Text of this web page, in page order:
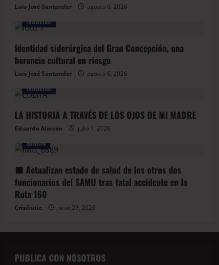
Luis José Santander
agosto 6, 2026
Noticias
Identidad siderúrgica del Gran Concepción, una
herencia cultural en riesgo
Luis José Santander
agosto 6, 2026
Noticias
LA HISTORIA A TRAVÉS DE LOS OJOS DE MI MADRE
Eduardo Alarcón
julio 1, 2026
BioBio
🟥 Actualizan estado de salud de los otros dos
funcionarios del SAMU tras fatal accidente en la
Ruta 160
CrisGutie junio 27, 2026
PUBLICA CON NOSOTROS